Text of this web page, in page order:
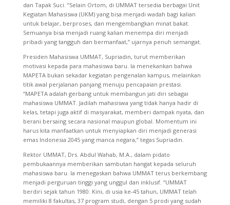
dan Tapak Suci. “Selain Ortom, di UMMAT tersedia berbagai Unit
Kegiatan Mahasiswa (UKM) yang bisa menjadi wadah bagi kalian
untuk belajar, berproses, dan mengembangkan minat bakat.
Semuanya bisa menjadi ruang kalian menempa diri menjadi
pribadi yang tangguh dan bermanfaat,” ujarnya penuh semangat.
Presiden Mahasiswa UMMAT, Supriadin, turut memberikan
motivasi kepada para mahasiswa baru. Ia menekankan bahwa
MAPETA bukan sekadar kegiatan pengenalan kampus, melainkan
titik awal perjalanan panjang menuju pencapaian prestasi.
“MAPETA adalah gerbang untuk membangun jati diri sebagai
mahasiswa UMMAT. Jadilah mahasiswa yang tidak hanya hadir di
kelas, tetapi juga aktif di masyarakat, memberi dampak nyata, dan
berani bersaing secara nasional maupun global. Momentum ini
harus kita manfaatkan untuk menyiapkan diri menjadi generasi
emas Indonesia 2045 yang manca negara,” tegas Supriadin.
Rektor UMMAT, Drs. Abdul Wahab, M.A., dalam pidato
pembukaannya memberikan sambutan hangat kepada seluruh
mahasiswa baru. Ia menegaskan bahwa UMMAT terus berkembang
menjadi perguruan tinggi yang unggul dan inklusif. “UMMAT
berdiri sejak tahun 1980. Kini, di usia ke-45 tahun, UMMAT telah
memiliki 8 fakultas, 37 program studi, dengan 5 prodi yang sudah